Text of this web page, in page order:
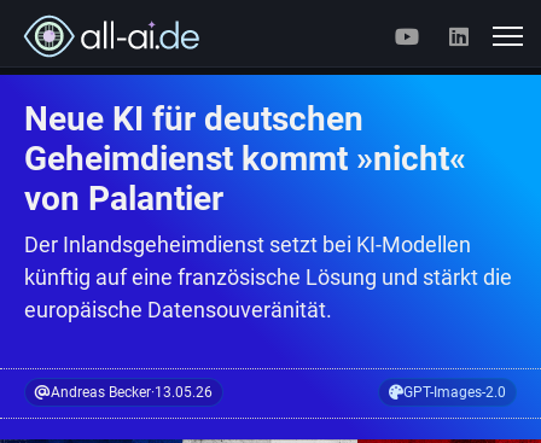
Neue KI für deutschen
Geheimdienst kommt »nicht«
von Palantier
Der Inlandsgeheimdienst setzt bei KI-Modellen
künftig auf eine französische Lösung und stärkt die
europäische Datensouveränität.
Andreas Becker·13.05.26 GPT-Images-2.0